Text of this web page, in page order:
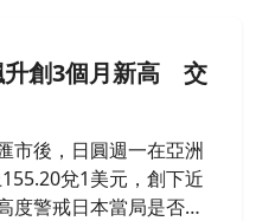
升創3個月新高 交
市後，日圓週一在亞洲
兌1美元，創下近
度警戒日本當局是否會